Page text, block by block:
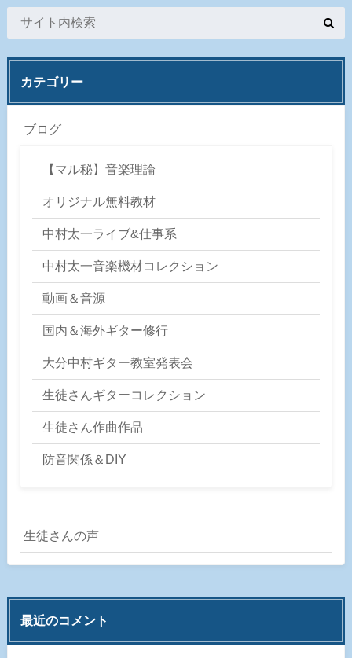
カテゴリー
ブログ
【マル秘】音楽理論
オリジナル無料教材
中村太一ライブ&仕事系
中村太一音楽機材コレクション
動画＆音源
国内＆海外ギター修行
大分中村ギター教室発表会
生徒さんギターコレクション
生徒さん作曲作品
防音関係＆DIY
生徒さんの声
最近のコメント